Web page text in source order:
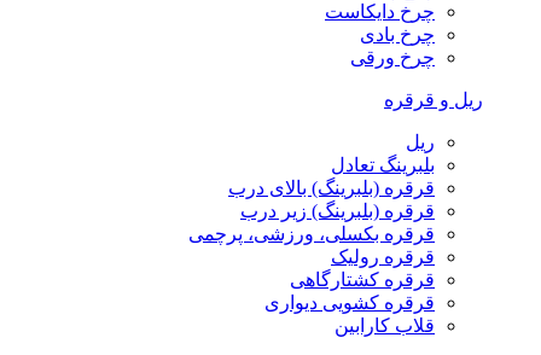
چرخ دایکاست
چرخ بادی
چرخ ورقی
ریل و قرقره
ریل
بلبرینگ تعادل
قرقره (بلبرینگ) بالای درب
قرقره (بلبرینگ) زیر درب
قرقره بکسلی، ورزشی، پرچمی
قرقره رولیک
قرقره کشتارگاهی
قرقره کشویی دیواری
قلاب کارابین